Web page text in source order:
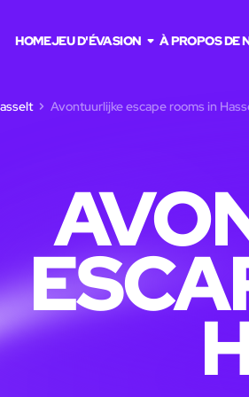
HOMEJEU D'ÉVASION À PROPOS DE
Avontuurlijke escape rooms in